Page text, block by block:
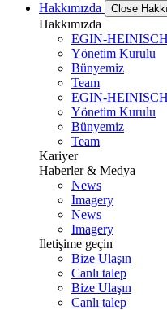
Hakkımızda
Close
Hakkımızda
EGIN-HEINISCH
Yönetim Kurulu
Bünyemiz
Team
EGIN-HEINISCH
Yönetim Kurulu
Bünyemiz
Team
Kariyer
Haberler & Medya
News
Imagery
News
Imagery
İletişime geçin
Bize Ulaşın
Canlı talep
Bize Ulaşın
Canlı talep